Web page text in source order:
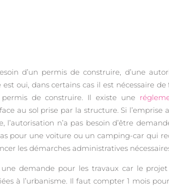
d’un permis de construire, d’une
oui, dans certains cas il est nécessaire
de construire. Il existe une
au sol prise par la structure. Si l’emprise
n’a pas besoin d’être
pour une voiture ou un camping-car qui
les démarches administratives
demande pour les travaux car le
à l’urbanisme. Il faut compter 1 mois